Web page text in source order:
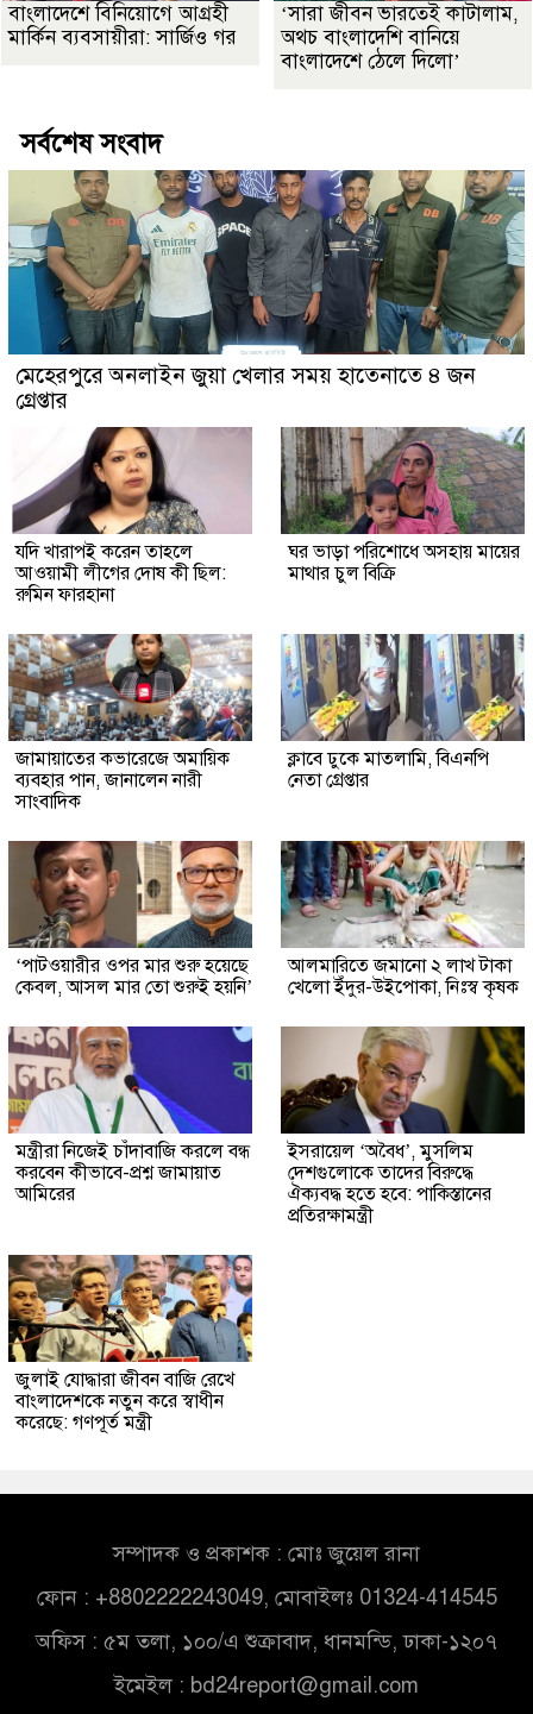
বাংলাদেশে বিনিয়োগে আগ্রহী
মার্কিন ব্যবসায়ীরা: সার্জিও গর
‘সারা জীবন ভারতেই কাটালাম,
অথচ বাংলাদেশি বানিয়ে
বাংলাদেশে ঠেলে দিলো’
সর্বশেষ সংবাদ
মেহেরপুরে অনলাইন জুয়া খেলার সময় হাতেনাতে ৪ জন
গ্রেপ্তার
যদি খারাপই করেন তাহলে
আওয়ামী লীগের দোষ কী ছিল:
রুমিন ফারহানা
ঘর ভাড়া পরিশোধে অসহায় মায়ের
মাথার চুল বিক্রি
জামায়াতের কভারেজে অমায়িক
ব্যবহার পান, জানালেন নারী
সাংবাদিক
ক্লাবে ঢুকে মাতলামি, বিএনপি
নেতা গ্রেপ্তার
‘পাটওয়ারীর ওপর মার শুরু হয়েছে
কেবল, আসল মার তো শুরুই হয়নি’
আলমারিতে জমানো ২ লাখ টাকা
খেলো ইঁদুর-উইপোকা, নিঃস্ব কৃষক
মন্ত্রীরা নিজেই চাঁদাবাজি করলে বন্ধ
করবেন কীভাবে-প্রশ্ন জামায়াত
আমিরের
ইসরায়েল ‘অবৈধ’, মুসলিম
দেশগুলোকে তাদের বিরুদ্ধে
ঐক্যবদ্ধ হতে হবে: পাকিস্তানের
প্রতিরক্ষামন্ত্রী
জুলাই যোদ্ধারা জীবন বাজি রেখে
বাংলাদেশকে নতুন করে স্বাধীন
করেছে: গণপূর্ত মন্ত্রী
সম্পাদক ও প্রকাশক : মোঃ জুয়েল রানা
ফোন : +8802222243049, মোবাইলঃ 01324-414545
অফিস : ৫ম তলা, ১০০/এ শুক্রাবাদ, ধানমন্ডি, ঢাকা-১২০৭
ইমেইল : bd24report@gmail.com